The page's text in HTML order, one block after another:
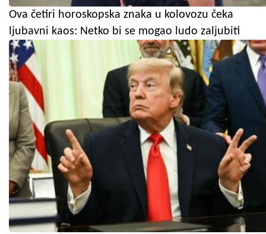
Ova četiri horoskopska znaka u kolovozu čeka
ljubavni kaos: Netko bi se mogao ludo zaljubiti